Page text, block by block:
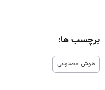
برچسب ها:
هوش مصنوعی